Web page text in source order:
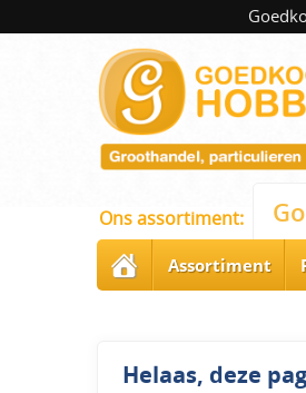
Ons assortiment:
Assortiment
Helaas, deze